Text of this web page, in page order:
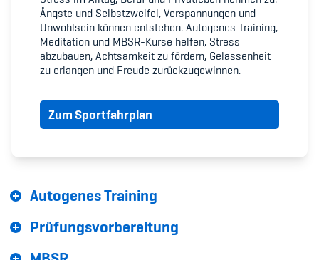
Fairplay
Teilnahmeberechtigung
Diversität & Inklusion
Infomails
Ängste und Selbstzweifel, Verspannungen und
Unwohlsein können entstehen. Autogenes Training,
Meditation und MBSR-Kurse helfen, Stress
abzubauen, Achtsamkeit zu fördern, Gelassenheit
zu erlangen und Freude zurückzugewinnen.
Zum Sportfahrplan
Autogenes Training
Prüfungsvorbereitung